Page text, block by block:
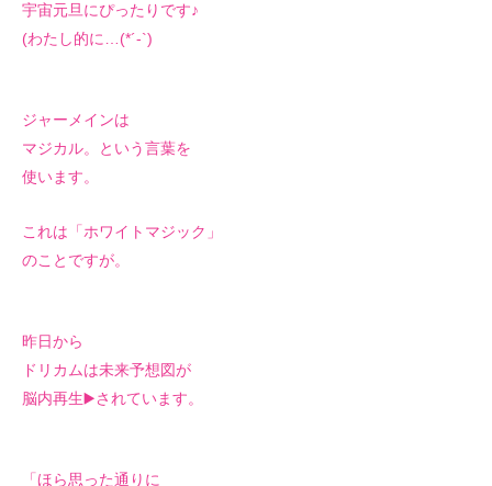
宇宙元旦にぴったりです♪
(わたし的に…(*´-`)
ジャーメインは
マジカル。という言葉を
使います。
これは「ホワイトマジック」
のことですが。
昨日から
ドリカムは未来予想図が
脳内再生▶️されています。
「ほら思った通りに